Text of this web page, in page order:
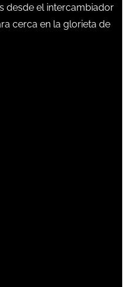
desde el intercambiador
cerca en la glorieta de